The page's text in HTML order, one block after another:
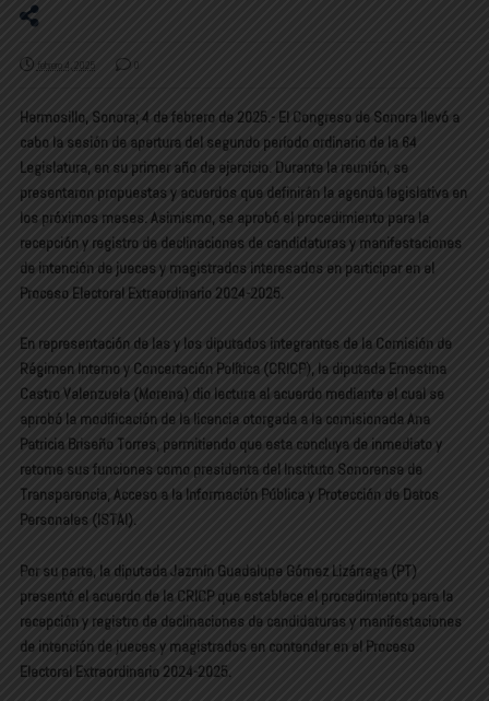
febrero 4, 2025 0
Hermosillo, Sonora; 4 de febrero de 2025.- El Congreso de Sonora llevó a
cabo la sesión de apertura del segundo período ordinario de la 64
Legislatura, en su primer año de ejercicio. Durante la reunión, se
presentaron propuestas y acuerdos que definirán la agenda legislativa en
los próximos meses. Asimismo, se aprobó el procedimiento para la
recepción y registro de declinaciones de candidaturas y manifestaciones
de intención de jueces y magistrados interesados en participar en el
Proceso Electoral Extraordinario 2024-2025.
En representación de las y los diputados integrantes de la Comisión de
Régimen Interno y Concertación Política (CRICP), la diputada Ernestina
Castro Valenzuela (Morena) dio lectura al acuerdo mediante el cual se
aprobó la modificación de la licencia otorgada a la comisionada Ana
Patricia Briseño Torres, permitiendo que esta concluya de inmediato y
retome sus funciones como presidenta del Instituto Sonorense de
Transparencia, Acceso a la Información Pública y Protección de Datos
Personales (ISTAI).
Por su parte, la diputada Jazmín Guadalupe Gómez Lizárraga (PT)
presentó el acuerdo de la CRICP que establece el procedimiento para la
recepción y registro de declinaciones de candidaturas y manifestaciones
de intención de jueces y magistrados en contender en el Proceso
Electoral Extraordinario 2024-2025.